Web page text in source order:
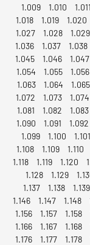
1.009
1.010 1.011
1.018
1.019 1.020
1.027
1.028 1.029
1.036
1.037 1.038
1.045
1.046 1.047
1.054
1.055 1.056
1.063
1.064 1.065
1.072
1.073 1.074
1.081
1.082 1.083
1.090
1.091 1.092
1.099
1.100 1.101
1.108
1.109 1.110
1.118
1.119 1.120
1.128
1.129
1.137
1.138 1.139
1.146
1.147 1.148
1.156
1.157 1.158
1.166
1.167 1.168
1.176
1.177 1.178